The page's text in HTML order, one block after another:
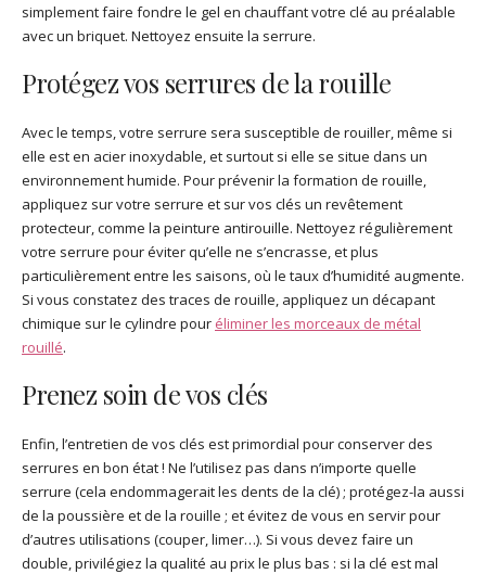
simplement faire fondre le gel en chauffant votre clé au préalable
avec un briquet. Nettoyez ensuite la serrure.
Protégez vos serrures de la rouille
Avec le temps, votre serrure sera susceptible de rouiller, même si
elle est en acier inoxydable, et surtout si elle se situe dans un
environnement humide. Pour prévenir la formation de rouille,
appliquez sur votre serrure et sur vos clés un revêtement
protecteur, comme la peinture antirouille. Nettoyez régulièrement
votre serrure pour éviter qu’elle ne s’encrasse, et plus
particulièrement entre les saisons, où le taux d’humidité augmente.
Si vous constatez des traces de rouille, appliquez un décapant
chimique sur le cylindre pour éliminer les morceaux de métal
rouillé.
Prenez soin de vos clés
Enfin, l’entretien de vos clés est primordial pour conserver des
serrures en bon état ! Ne l’utilisez pas dans n’importe quelle
serrure (cela endommagerait les dents de la clé) ; protégez-la aussi
de la poussière et de la rouille ; et évitez de vous en servir pour
d’autres utilisations (couper, limer…). Si vous devez faire un
double, privilégiez la qualité au prix le plus bas : si la clé est mal